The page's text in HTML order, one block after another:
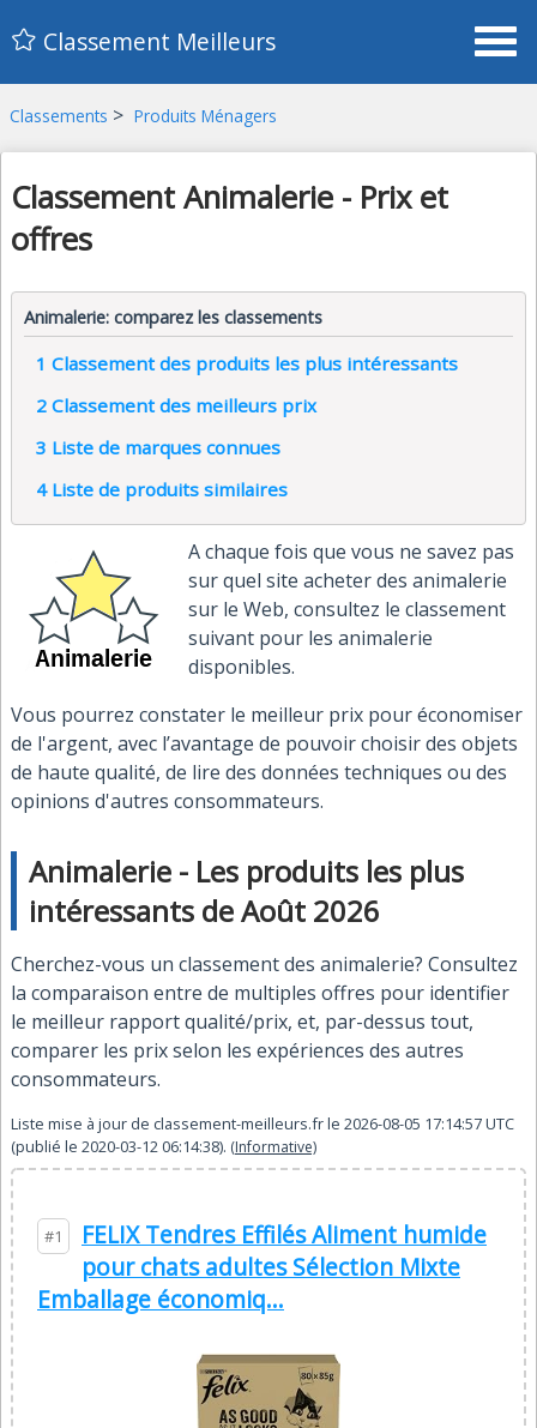
Classement Meilleurs
Classements > Produits Ménagers
Classement Animalerie - Prix et
offres
Animalerie: comparez les classements
1 Classement des produits les plus intéressants
2 Classement des meilleurs prix
3 Liste de marques connues
4Liste de produits similaires
A chaque fois que vous ne savez pas
sur quel site acheter des animalerie
sur le Web, consultez le classement
suivant pour les animalerie
disponibles.
Vous pourrez constater le meilleur prix pour économiser
de l'argent, avec l’avantage de pouvoir choisir des objets
de haute qualité, de lire des données techniques ou des
opinions d'autres consommateurs.
Animalerie - Les produits les plus
intéressants de Août 2026
Cherchez-vous un classement des animalerie? Consultez
la comparaison entre de multiples offres pour identifier
le meilleur rapport qualité/prix, et, par-dessus tout,
comparer les prix selon les expériences des autres
consommateurs.
Liste mise à jour de classement-meilleurs.frle 2026-08-05 17:14:57UTC
(publié le 2020-03-12 06:14:38). (Informative)
#1
FELIX Tendres Effilés Aliment humide
pour chats adultes Sélection Mixte
Emballage économiq...